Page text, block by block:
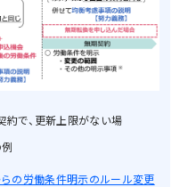
で、更新上限がない場
の労働条件明示のルール変更